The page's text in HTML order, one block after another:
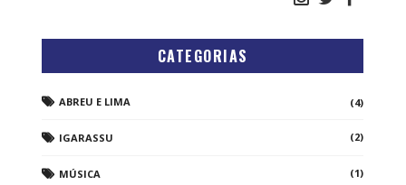
CATEGORIAS
ABREU E LIMA (4)
IGARASSU (2)
MÚSICA (1)